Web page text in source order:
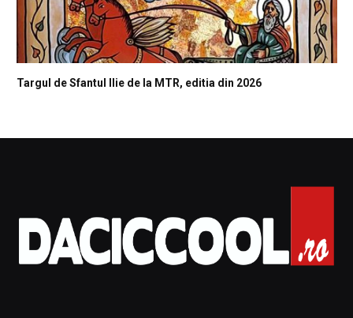
Targul de Sfantul Ilie de la MTR, editia din 2026